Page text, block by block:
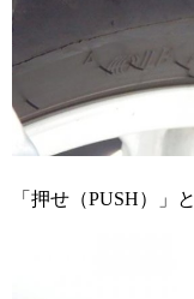
「押せ（PUSH）」